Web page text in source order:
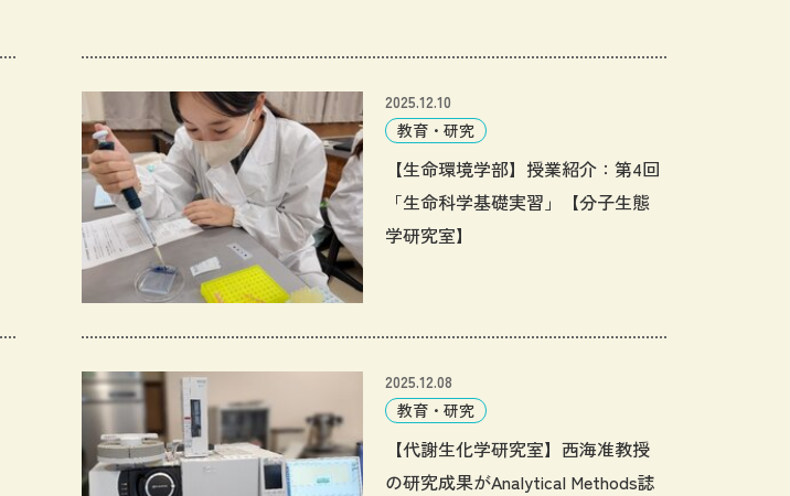
2025.12.10
教育・研究
【生命環境学部】授業紹介：第4回
「生命科学基礎実習」【分子生態
学研究室】
2025.12.08
教育・研究
【代謝生化学研究室】西海准教授
の研究成果がAnalytical Methods誌